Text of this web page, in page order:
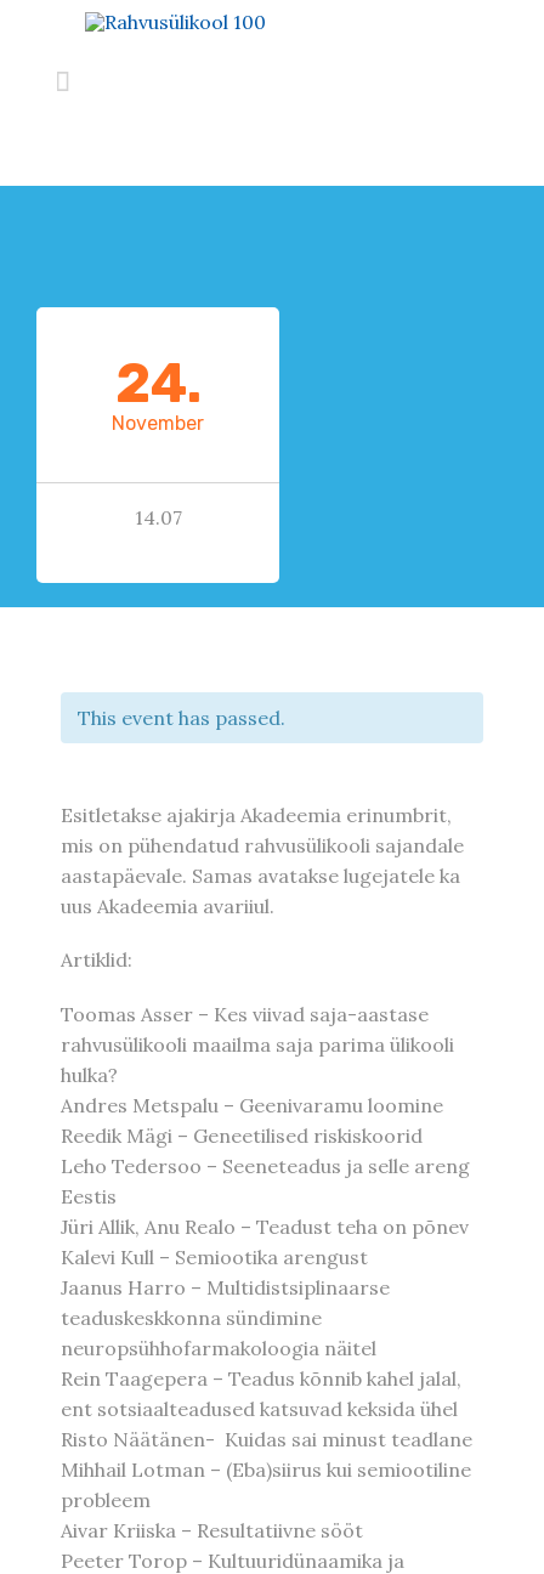

24.
November
14.07
This event has passed.
Esitletakse ajakirja Akadeemia erinumbrit,
mis on pühendatud rahvusülikooli sajandale
aastapäevale. Samas avatakse lugejatele ka
uus Akadeemia avariiul.
Artiklid:
Toomas Asser – Kes viivad saja-aastase
rahvusülikooli maailma saja parima ülikooli
hulka?
Andres Metspalu – Geenivaramu loomine
Reedik Mägi – Geneetilised riskiskoorid
Leho Tedersoo – Seeneteadus ja selle areng
Eestis
Jüri Allik, Anu Realo – Teadust teha on põnev
Kalevi Kull – Semiootika arengust
Jaanus Harro – Multidistsiplinaarse
teaduskeskkonna sündimine
neuropsühhofarmakoloogia näitel
Rein Taagepera – Teadus kõnnib kahel jalal,
ent sotsiaalteadused katsuvad keksida ühel
Risto Näätänen- Kuidas sai minust teadlane
Mihhail Lotman – (Eba)siirus kui semiootiline
probleem
Aivar Kriiska – Resultatiivne sööt
Peeter Torop – Kultuuridünaamika ja